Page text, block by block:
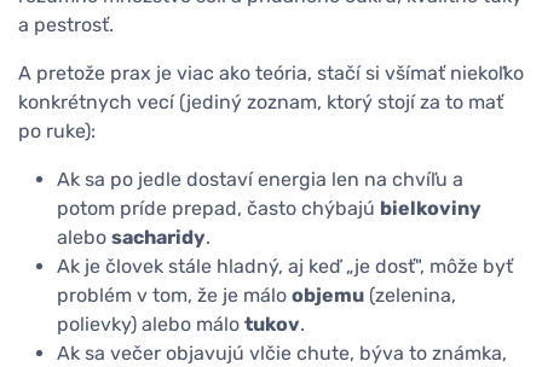
a pestrosť.
A pretože prax je viac ako teória, stačí si všímať niekoľko
konkrétnych vecí (jediný zoznam, ktorý stojí za to mať
po ruke):
Ak sa po jedle dostaví energia len na chvíľu a
potom príde prepad, často chýbajú bielkoviny
alebo sacharidy.
Ak je človek stále hladný, aj keď „je dosť", môže byť
problém v tom, že je málo objemu (zelenina,
polievky) alebo málo tukov.
Ak sa večer objavujú vlčie chute, býva to známka,